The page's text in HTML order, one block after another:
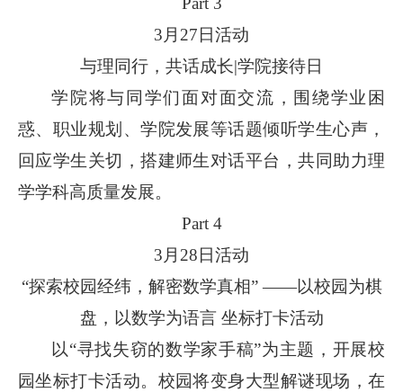
3月27日活动
与理同行，共话成长|学院接待日
学院将与同学们面对面交流，围绕学业困
惑、职业规划、学院发展等话题倾听学生心声，
回应学生关切，搭建师生对话平台，共同助力理
学学科高质量发展。
Part 4
3月28日活动
“探索校园经纬，解密数学真相” ——以校园为棋
盘，以数学为语言 坐标打卡活动
以“寻找失窃的数学家手稿”为主题，开展校
园坐标打卡活动。校园将变身大型解谜现场，在